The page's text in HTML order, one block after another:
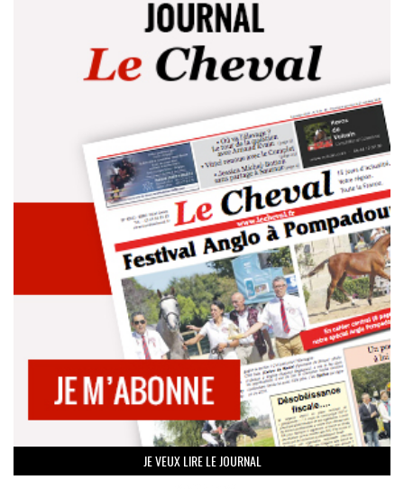
JE VEUX LIRE LE JOURNAL